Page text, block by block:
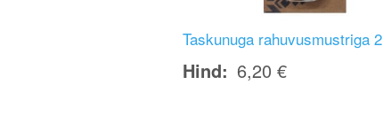
Taskunuga rahuvusmustriga 2
Hind 6,20 €